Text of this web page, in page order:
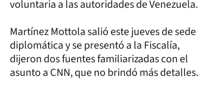
voluntaria a las autoridades de Venezuela.
Martínez Mottola salió este jueves de sede
diplomática y se presentó a la Fiscalía,
dijeron dos fuentes familiarizadas con el
asunto a CNN, que no brindó más detalles.